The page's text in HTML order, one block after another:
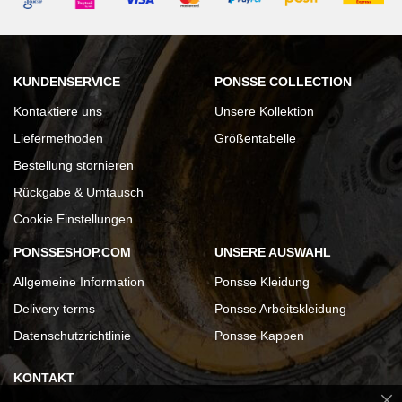
KUNDENSERVICE
Kontaktiere uns
Liefermethoden
Bestellung stornieren
Rückgabe & Umtausch
Cookie Einstellungen
PONSSE COLLECTION
Unsere Kollektion
Größentabelle
PONSSESHOP.COM
Allgemeine Information
Delivery terms
Datenschutzrichtlinie
UNSERE AUSWAHL
Ponsse Kleidung
Ponsse Arbeitskleidung
Ponsse Kappen
KONTAKT